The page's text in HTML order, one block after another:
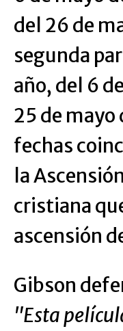
del 26 de
segunda
año, del 6
25 de
fechas
la
cristiana
ascensión
Gibson
"Esta